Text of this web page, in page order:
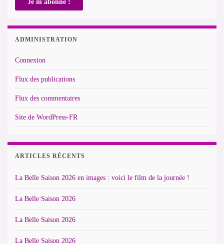
ADMINISTRATION
Connexion
Flux des publications
Flux des commentaires
Site de WordPress-FR
ARTICLES RÉCENTS
La Belle Saison 2026 en images : voici le film de la journée !
La Belle Saison 2026
La Belle Saison 2026
La Belle Saison 2026